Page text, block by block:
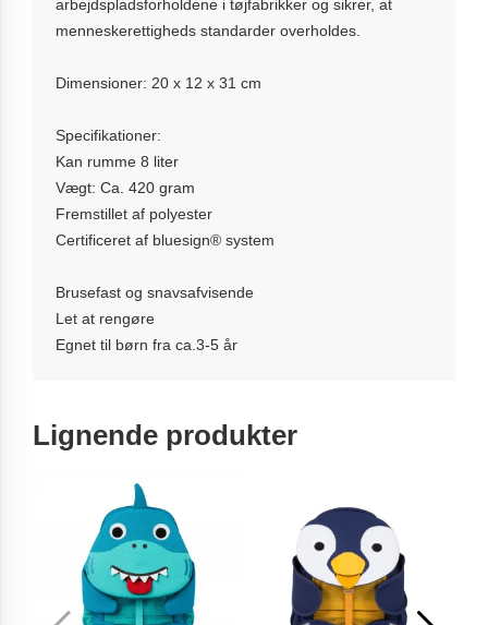
arbejdspladsforholdene i tøjfabrikker og sikrer, at
menneskerettigheds standarder overholdes.
Dimensioner: 20 x 12 x 31 cm
Specifikationer:
Kan rumme 8 liter
Vægt: Ca. 420 gram
Fremstillet af polyester
Certificeret af bluesign® system
Brusefast og snavsafvisende
Let at rengøre
Egnet til børn fra ca.3-5 år
Lignende produkter